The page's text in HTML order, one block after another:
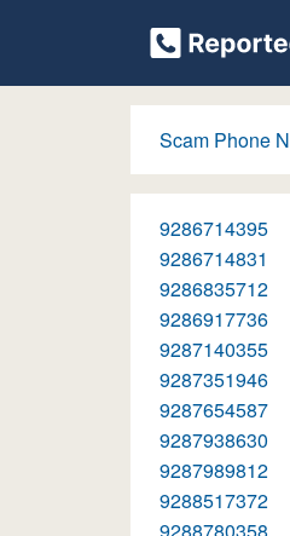
Scam Phone
9286714395
9286714831
9286835712
9286917736
9287140355
9287351946
9287654587
9287938630
9287989812
9288517372